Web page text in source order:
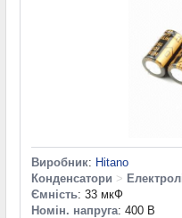
Виробник: Hitano
Конденсатори >
Ємність: 33 мкФ
Номін. напруга: 400 В